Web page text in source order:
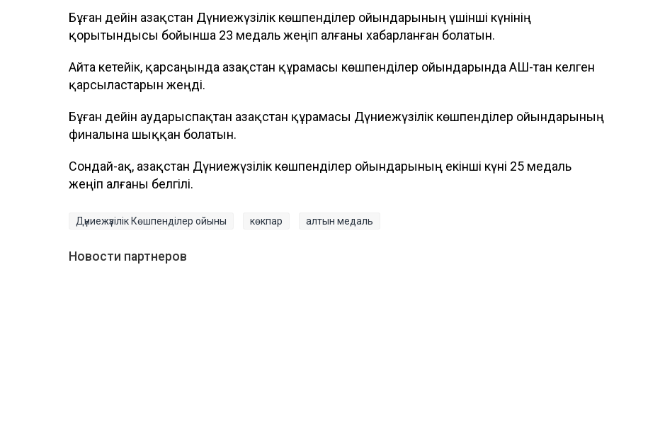
Бұған дейін Қазақстан Дүниежүзілік көшпенділер ойындарының үшінші күнінің
қорытындысы бойынша 23 медаль жеңіп алғаны хабарланған болатын.
Айта кетейік, қарсаңында Қазақстан құрамасы көшпенділер ойындарында АҚШ-тан келген
қарсыластарын жеңді.
Бұған дейін аударыспақтан Қазақстан құрамасы Дүниежүзілік көшпенділер ойындарының
финалына шыққан болатын.
Сондай-ақ, Қазақстан Дүниежүзілік көшпенділер ойындарының екінші күні 25 медаль
жеңіп алғаны белгілі.
Дүниежүзілік Көшпенділер ойыны көкпар алтын медаль
Новости партнеров